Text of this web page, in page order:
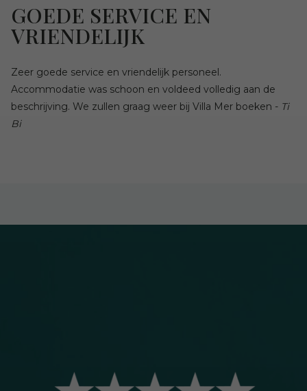
GOEDE SERVICE EN
VRIENDELIJK
Zeer goede service en vriendelijk personeel.
Accommodatie was schoon en voldeed volledig aan de
beschrijving. We zullen graag weer bij Villa Mer boeken - Ti
Bi